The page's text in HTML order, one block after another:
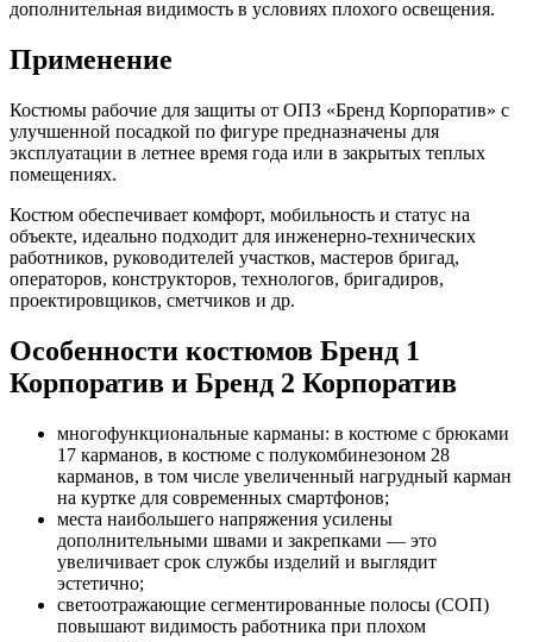
дополнительная видимость в условиях плохого освещения.
Применение
Костюмы рабочие для защиты от ОПЗ «Бренд Корпоратив» с
улучшенной посадкой по фигуре предназначены для
эксплуатации в летнее время года или в закрытых теплых
помещениях.
Костюм обеспечивает комфорт, мобильность и статус на
объекте, идеально подходит для инженерно-технических
работников, руководителей участков, мастеров бригад,
операторов, конструкторов, технологов, бригадиров,
проектировщиков, сметчиков и др.
Особенности костюмов Бренд 1
Корпоратив и Бренд 2 Корпоратив
многофункциональные карманы: в костюме с брюками
17 карманов, в костюме с полукомбинезоном 28
карманов, в том числе увеличенный нагрудный карман
на куртке для современных смартфонов;
места наибольшего напряжения усилены
дополнительными швами и закрепками — это
увеличивает срок службы изделий и выглядит
эстетично;
светоотражающие сегментированные полосы (СОП)
повышают видимость работника при плохом